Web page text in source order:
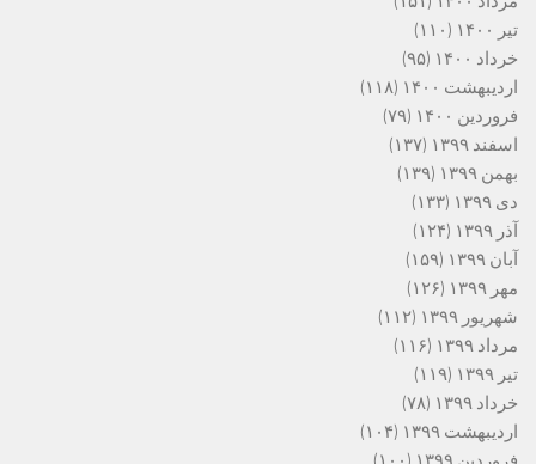
تیر ۱۴۰۰
(۱۱۰)
خرداد ۱۴۰۰
(۹۵)
اردیبهشت ۱۴۰۰
(۱۱۸)
فروردین ۱۴۰۰
(۷۹)
اسفند ۱۳۹۹
(۱۳۷)
بهمن ۱۳۹۹
(۱۳۹)
دی ۱۳۹۹
(۱۳۳)
آذر ۱۳۹۹
(۱۲۴)
آبان ۱۳۹۹
(۱۵۹)
مهر ۱۳۹۹
(۱۲۶)
شهریور ۱۳۹۹
(۱۱۲)
مرداد ۱۳۹۹
(۱۱۶)
تیر ۱۳۹۹
(۱۱۹)
خرداد ۱۳۹۹
(۷۸)
اردیبهشت ۱۳۹۹
(۱۰۴)